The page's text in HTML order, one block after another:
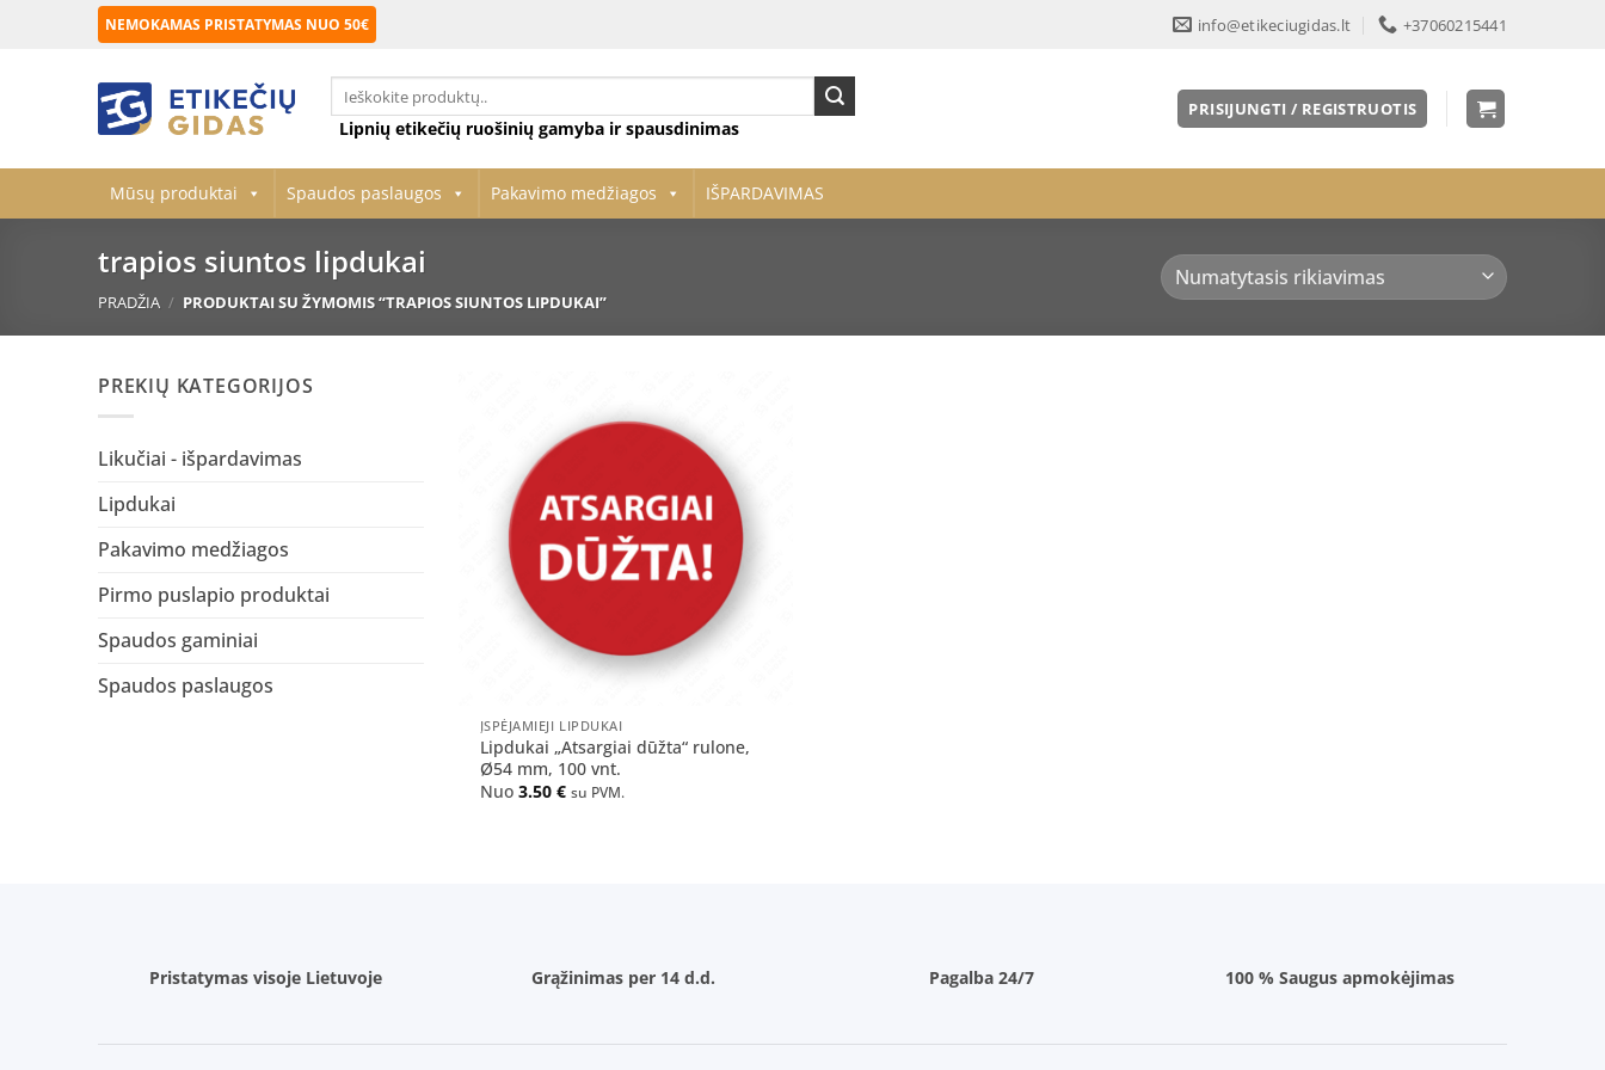
NEMOKAMAS PRISTATYMAS NUO 50€ info@etikeciugidas.lt +37060215441
Ieškoti:
Lipnių etikečių ruošinių gamyba ir spausdinimas
PRISIJUNGTI / REGISTRUOTIS
Mūsų produktai Spaudos paslaugos Pakavimo medžiagos IŠPARDAVIMAS
trapios siuntos lipdukai
PRADŽIA / PRODUKTAI SU ŽYMOMIS “TRAPIOS SIUNTOS LIPDUKAI”
PREKIŲ KATEGORIJOS
Likučiai - išpardavimas
Lipdukai
Pakavimo medžiagos
Pirmo puslapio produktai
Spaudos gaminiai
Spaudos paslaugos
ĮSPĖJAMIEJI LIPDUKAI
Lipdukai „Atsargiai dūžta“ rulone,
Ø54 mm, 100 vnt.
Nuo 3.50 € su PVM.
Pristatymas visoje Lietuvoje Grąžinimas per 14 d.d. Pagalba 24/7 100 % Saugus apmokėjimas